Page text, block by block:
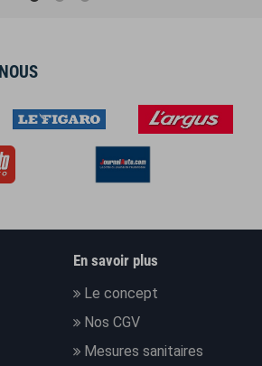
En savoir plus
Le concept
Nos CGV
Mesures sanitaires